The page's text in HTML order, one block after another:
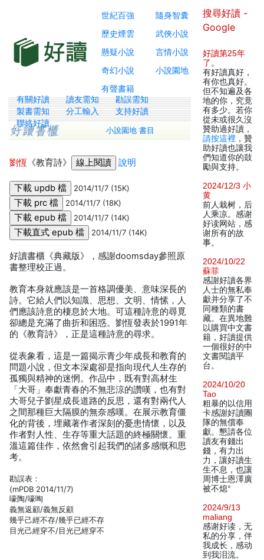
世紀百強
隨身智囊
歷史煙雲
武俠小說
懸疑小說
言情小說
奇幻小說
小說園地
有聲書籍
有關好讀 讀友需知
勘誤需知
製書需知
分工輸入
支持好讀
聯絡好讀
小說園地 書目
劉恆 《教育詩》 說明
2014/11/7 (15K)
2014/11/7 (18K)
2014/11/7 (14K)
2014/11/7 (14K)
好讀書櫃《典藏版》，感謝doomsday參照原
書整理校正過。
教育本身就應該是一首格調優美、意味深長的
詩。它給人們以知識、思想、文明、情愫，人
們應該詩意的棲息於大地。可這種詩意的尋覓
卻總是充滿了曲折和困惑。劉恆發表於1991年
的《教育詩》，正是這種詩意的尋求。
從表象看，這是一篇揭示青少年成長和教育的
問題小說，但文本深處卻是指向現代人生存的
孤獨與精神的迷惘。作品中，既有對高材生
「大哥」奉獻青春的不無悲涼的讚嘆，也有對
大哥兒子劉星成長道路的反思，還有對兩代人
之間那種巨大隔膜的無奈感嘆。在展示教育僵
化的背後，埋藏著作者深刻的憂患情懷，以及
作者對人性、生存等重大話題的終極關懷。重
溫這篇佳作，依然會引起我們的諸多感慨和思
考。
勘誤表：
(mPDB 2014/11/7)
嚎陶/嚎啕
義無返顧/義無反顧
幾乎己經不存/幾乎已經不存
目光己經穿不/目光已經穿不
搜尋好讀 -
Google
好讀第25年
了 。
有好讀真好，
有你也真好。
但不知遍及各
地的你，究竟
有多少。若你
從未或很久沒
贊助過好讀，
請按這裡 ，贊
助好讀也讓我
們知道你的鼓
勵與支持。
2024/12/3 小
黄
前人栽树，后
人乘凉。感谢
好读网站，感
谢所有的故
事。
2024/10/22
蘇菲
感謝好讀各界
人士的無私奉
獻并分享了不
同種類的書
藏。在異地難
以購買中文書
籍，好讀提供
一個很好的中
文書閱讀平
台。
2024/10/20
Tao
粗暴的以信用
卡感謝好讀團
隊的無償奉
獻。懇請各位
讀友有錢出
錢，有力出
力，讓好讀生
生不息，也讓
周博士恩澤廣
被不熄°
2024/9/13
maliang
感谢好读，无
私的分享，伴
我成长，感动
到我泪流。